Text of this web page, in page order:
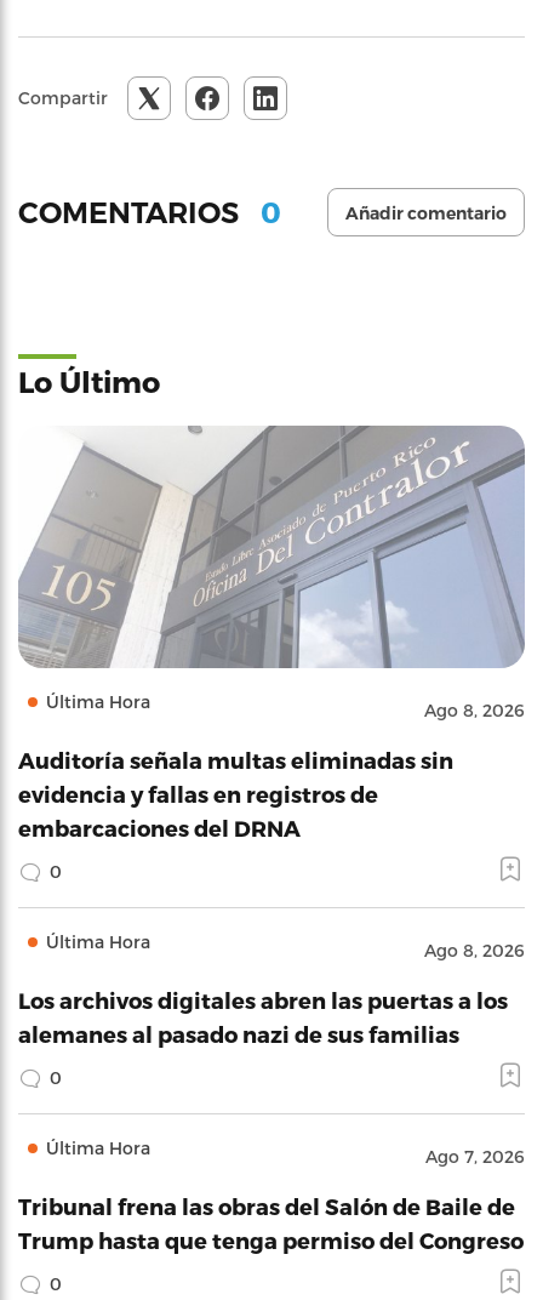
Compartir
COMENTARIOS 0 Añadir comentario
Lo Último
Última Hora Ago 8, 2026
Auditoría señala multas eliminadas sin
evidencia y fallas en registros de
embarcaciones del DRNA
0
Última Hora Ago 8, 2026
Los archivos digitales abren las puertas a los
alemanes al pasado nazi de sus familias
0
Última Hora Ago 7, 2026
Tribunal frena las obras del Salón de Baile de
Trump hasta que tenga permiso del Congreso
0